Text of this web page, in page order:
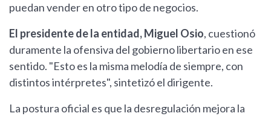
puedan vender en otro tipo de negocios.
El presidente de la entidad, Miguel Osio, cuestionó
duramente la ofensiva del gobierno libertario en ese
sentido. "Esto es la misma melodía de siempre, con
distintos intérpretes", sintetizó el dirigente.
La postura oficial es que la desregulación mejora la